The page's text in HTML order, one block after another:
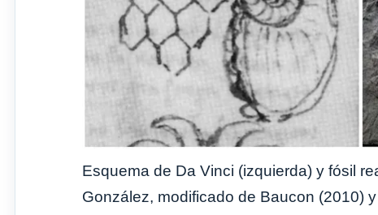
Esquema de Da Vinci (izquierda) y fósil
González, modificado de Baucon (2010)